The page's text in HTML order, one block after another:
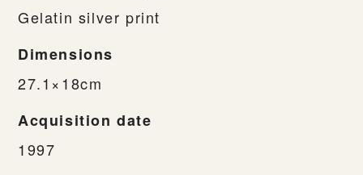
Gelatin silver print
Dimensions
27.1×18cm
Acquisition date
1997